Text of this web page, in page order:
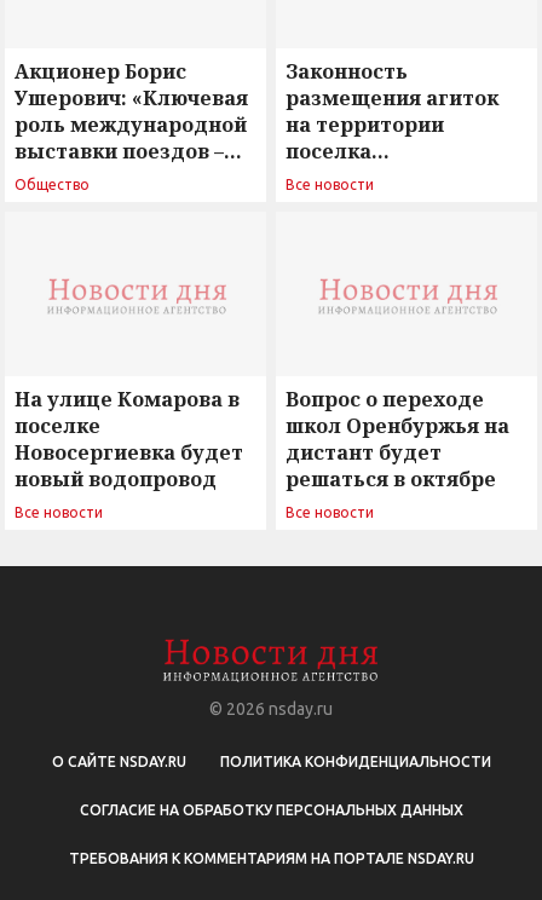
Акционер Борис
Ушерович: «Ключевая
роль международной
выставки поездов –
поиск ответов на
Общество
Законность
размещения агиток
на территории
поселка
Новосергиевка
Все новости
На улице Комарова в
поселке
Новосергиевка будет
новый водопровод
Все новости
Вопрос о переходе
школ Оренбуржья на
дистант будет
решаться в октябре
Все новости
© 2026 nsday.ru
О САЙТЕ NSDAY.RU ПОЛИТИКА КОНФИДЕНЦИАЛЬНОСТИ
СОГЛАСИЕ НА ОБРАБОТКУ ПЕРСОНАЛЬНЫХ ДАННЫХ
ТРЕБОВАНИЯ К КОММЕНТАРИЯМ НА ПОРТАЛЕ NSDAY.RU